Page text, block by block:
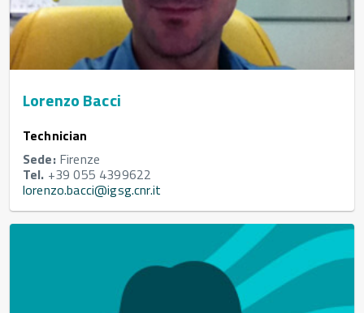
Lorenzo Bacci
Technician
Sede:Firenze
Tel. +39 055 4399622
lorenzo.bacci@igsg.cnr.it